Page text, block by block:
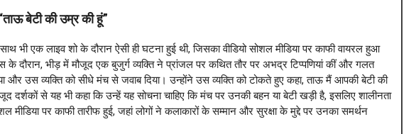
बेटी की उम्र की हूं”
भी एक लाइव शो के दौरान ऐसी ही घटना हुई थी, जिसका वीडियो सोशल मीडिया पर काफी वायरल हुआ
दौरान, भीड़ में मौजूद एक बुजुर्ग व्यक्ति ने प्रांजल पर कथित तौर पर अभद्र टिप्पणियां कीं और गलत
और उस व्यक्ति को सीधे मंच से जवाब दिया। उन्होंने उस व्यक्ति को टोकते हुए कहा, ताऊ मैं आपकी बेटी की
दर्शकों से यह भी कहा कि उन्हें यह सोचना चाहिए कि मंच पर उनकी बहन या बेटी खड़ी है, इसलिए शालीनता
पर काफी तारीफ हुई, जहां लोगों ने कलाकारों के सम्मान और सुरक्षा के मुद्दे पर उनका समर्थन